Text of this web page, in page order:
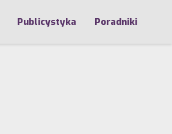
Publicystyka Poradniki